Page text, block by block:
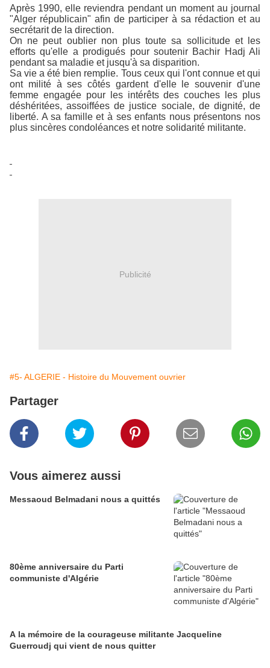
Après 1990, elle reviendra pendant un moment au journal
"Alger républicain" afin de participer à sa rédaction et au
secrétarit de la direction.
On ne peut oublier non plus toute sa sollicitude et les
efforts qu'elle a prodigués pour soutenir Bachir Hadj Ali
pendant sa maladie et jusqu'à sa disparition.
Sa vie a été bien remplie. Tous ceux qui l'ont connue et qui
ont milité à ses côtés gardent d'elle le souvenir d'une
femme engagée pour les intérêts des couches les plus
déshéritées, assoiffées de justice sociale, de dignité, de
liberté. A sa famille et à ses enfants nous présentons nos
plus sincères condoléances et notre solidarité militante.
Publicité
#5- ALGERIE - Histoire du Mouvement ouvrier
Partager
Vous aimerez aussi
Messaoud Belmadani nous a quittés
80ème anniversaire du Parti
communiste d'Algérie
A la mémoire de la courageuse militante Jacqueline
Guerroudj qui vient de nous quitter